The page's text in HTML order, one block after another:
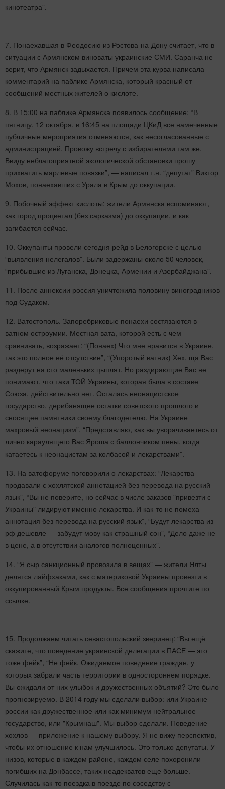
кинотеатра”.
7. Понаехавшая в Феодосию из Ростова-на-Дону считает, что в
ситуации с Армянском виноваты украинские СМИ. Саранча не
верит, что Армянск задыхается. Причем эта курва написала
комментарий на паблике Армянска, который красный от
сообщений местных жителей о кислоте.
8. В 15:00 на паблике Армянска появилось сообщение: “В
пятницу, 12 октября, в 16:45 на площади ЦКиД все намеченные
публичные мероприятия отменяются, как несогласованные с
администрацией. Провожу встречу с избирателями там же.
Ввиду неблагоприятной экологической обстановки прошу
прихватить марлевые повязки”, — написал т.н. “депутат” Виктор
Мохов, понаехавших с Урала в Крым до оккупации.
9. Побочный эффект кислоты: жители Армянска вспоминают,
как город процветал (без сарказма) до оккупации, и как
загибается сейчас.
10. Оккупанты провели сегодня рейд в Белогорске с целью
“выявления нелегалов”. Были задержаны около 50 человек,
“прибывшие из Луганска, Донецка, Армении и Азербайджана”.
11. После аннексии россия уничтожила половину виноградников
под Судаком.
12. Ватостополь. Запоребриковые понаехи состязаются в
ватном остроумии. Местная вата, которой есть с чем
сравнивать, возражает: “(Понаех) Что мне нравится в Украине,
так это полное её отсутствие”, “(Упоротый ватник) Хех, ща Вас
раздерут на сто маленьких цыплят. Но раздирающие Вас не
понимают, что таки ТОЙ Украины, которая была в составе
Союза, действительно нет. Осталась неонацистское
государство, дерибанящее остатки советского прошлого и
сносящее памятники своему благодетелю. На Украине
махровый неонацизм”, “Представляю, как вы уворачиваетесь от
лично караулящего Вас Яроша с баллончиком пены, когда
катаетесь к неонацистам за колбасой и лекарствами”.
13. На ватофоруме поговорили о лекарствах: “Лекарства
продавали с хохлятской аннотацией без перевода на русский
язык”, “Вы не поверите, но сейчас в числе заказов "привезти с
Украины" лидируют именно лекарства. И как-то не помеха
аннотация без перевода на русский язык”, “Будут лекарства из
рф дешевле — забудут мову как страшный сон”, “Дело даже не
в цене, а в отсутствии аналогов полноценных”.
14. “Я сыр санкционный провозила в вещах” — жители Ялты
делятся лайфхаками, как с материковой Украины провезти в
оккупированный Крым продукты. Все сообщения прочтите по
ссылке.
15. Продолжаем читать севастопольский зверинец: “Вы ещё
скажите, что поведение украинской делегации в ПАСЕ — это
тоже фейк”, “Не фейк. Ожидаемое поведение граждан, у
которых забрали часть территории в одностороннем порядке.
Вы ожидали от них улыбок и дружественных объятий? Это было
прогнозируемо. В 2014 году мы сделали выбор: или Украине
россии как дружественное или как минимум нейтральное
государство, или "Крымнаш". Мы выбор сделали. Поведение
хохлов — приложение к нашему выбору. Я не вижу перспектив,
чтобы их отношение к нам улучшилось. Это только депутаты. У
низов, которые в каждом районе, каждом селе похоронили
погибших на Донбассе, таких неадекватов еще больше.
Случилась как-то поездка в поезде по соседству с